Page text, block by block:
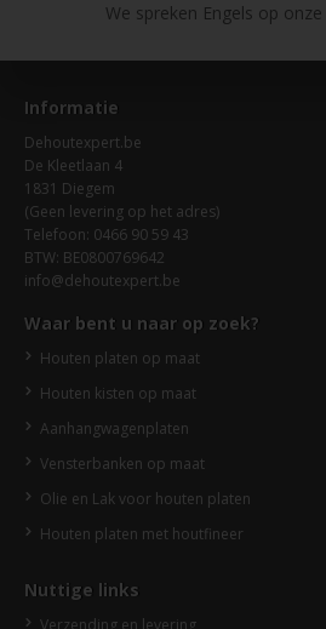
We spreken Engels op
Informatie
Dehoutexpert.be
De Kleetlaan 4
1831 Diegem
(Geen levering op het adres)
Telefoon: 0466 90 59 43
BTW: BE0800769642
info@dehoutexpert.be
Waar bent u naar op zoek?
Houten platen op maat
Houten kisten op maat
Aanhangwagenplaten
Vensterbanken op maat
Olie en Lak voor houten platen
Houten platen met houtfineer
Nuttige links
Verzending en levering